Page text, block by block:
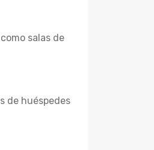
salas de
de huéspedes